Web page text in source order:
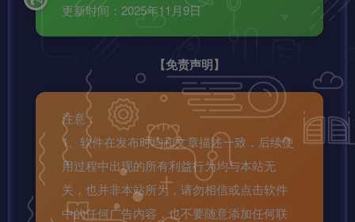
更新时间：2025年11月9日
【免责声明】
注意：
1、软件在发布时均和文章描述一致，后续使
用过程中出现的所有利益行为均与本站无
关，也并非本站所为，请勿相信或点击软件
中的任何广告内容，也不要随意添加任何联